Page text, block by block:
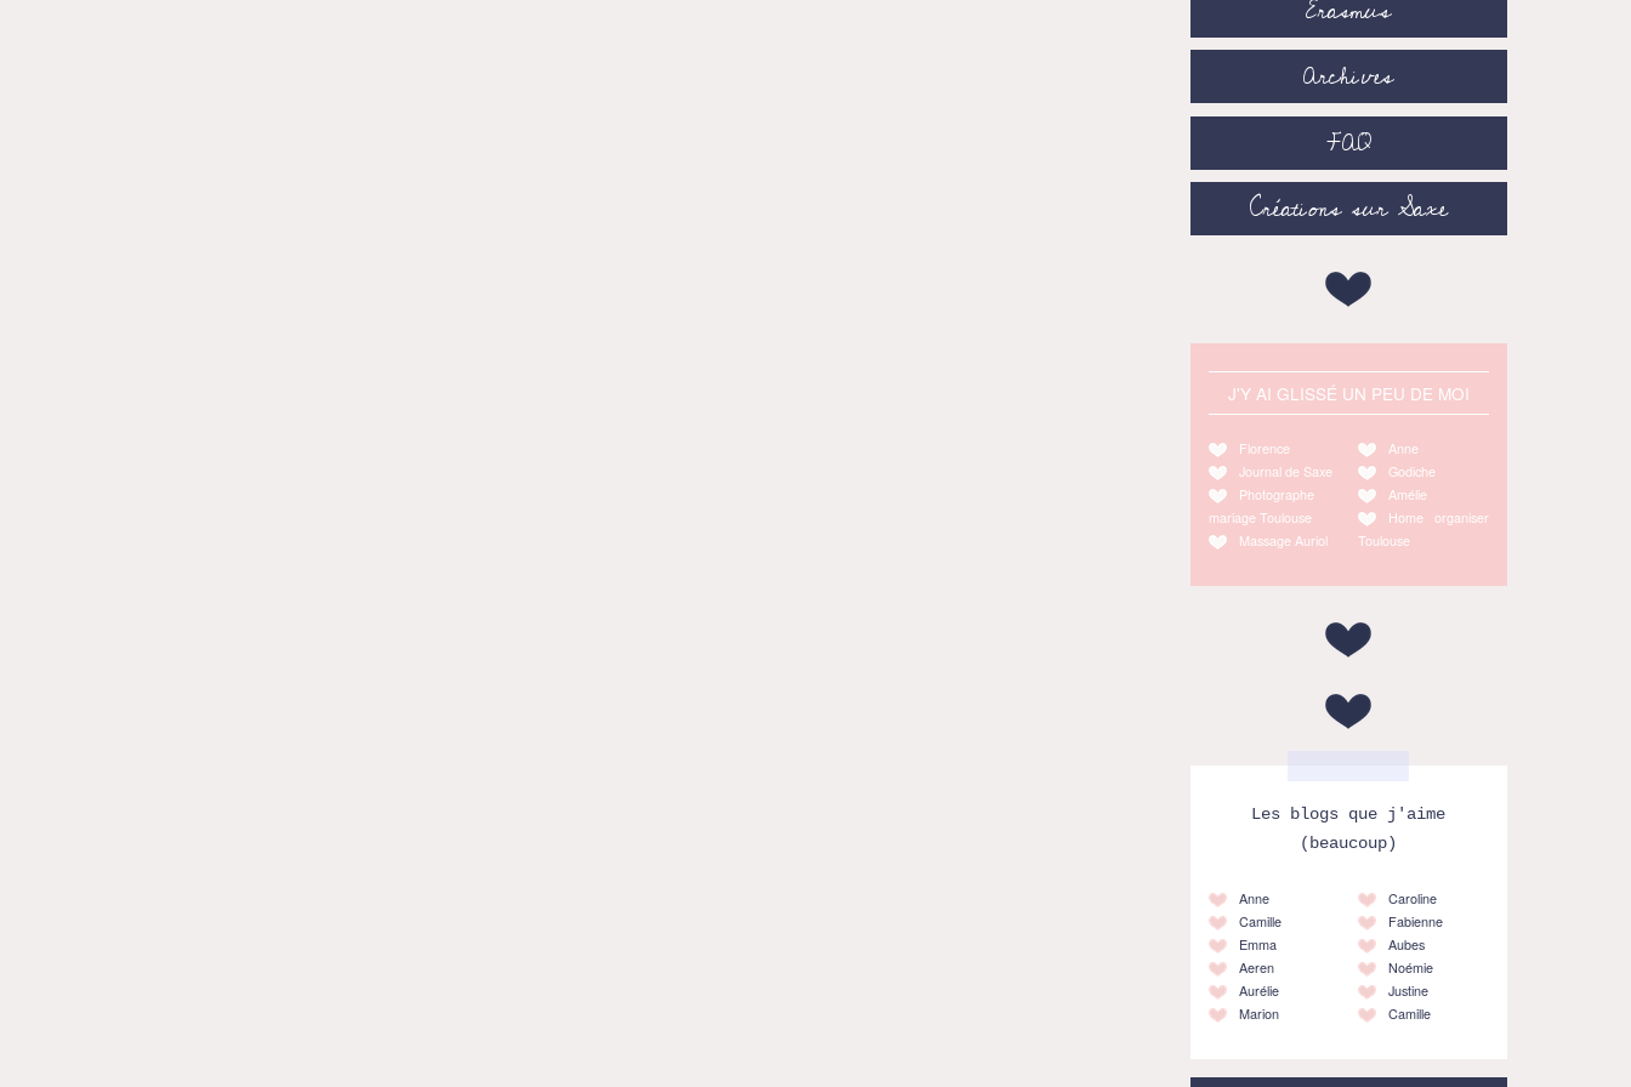
Erasmus
Archives
FAQ
Créations sur Saxe
J'Y AI GLISSÉ UN PEU DE MOI
Florence
Journal de Saxe
Photographe
mariage Toulouse
Massage Auriol
Anne
Godiche
Amélie
Home organiser
Toulouse
Les blogs que j'aime
(beaucoup)
Anne
Camille
Emma
Aeren
Aurélie
Marion
Caroline
Fabienne
Aubes
Noémie
Justine
Camille